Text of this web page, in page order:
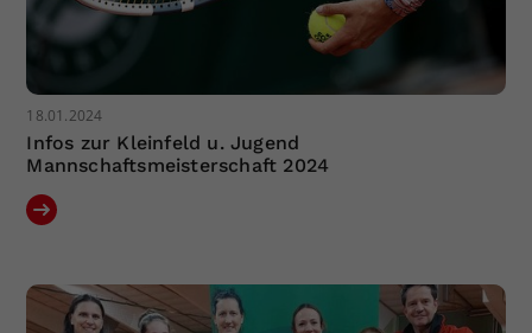
18.01.2024
Infos zur Kleinfeld u. Jugend
Mannschaftsmeisterschaft 2024